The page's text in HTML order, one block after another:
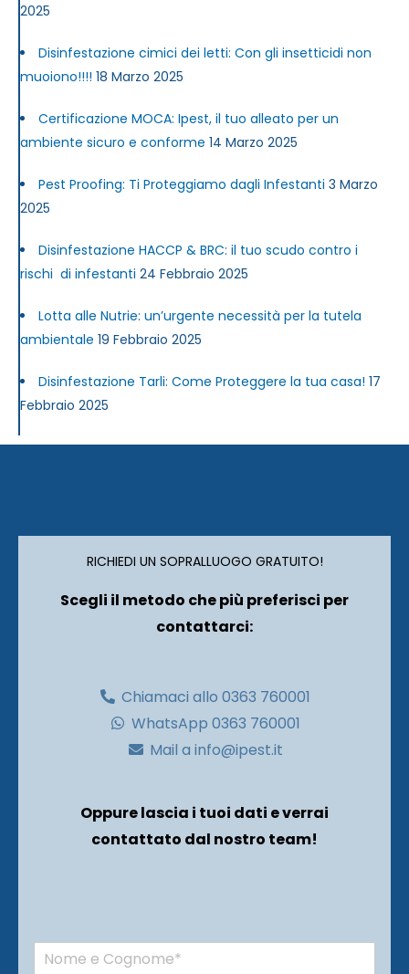
2025
Disinfestazione cimici dei letti: Con gli insetticidi non
muoiono!!!! 18 Marzo 2025
Certificazione MOCA: Ipest, il tuo alleato per un
ambiente sicuro e conforme 14 Marzo 2025
Pest Proofing: Ti Proteggiamo dagli Infestanti 3 Marzo
2025
Disinfestazione HACCP & BRC: il tuo scudo contro i
rischi di infestanti 24 Febbraio 2025
Lotta alle Nutrie: un’urgente necessità per la tutela
ambientale 19 Febbraio 2025
Disinfestazione Tarli: Come Proteggere la tua casa! 17
Febbraio 2025
RICHIEDI UN SOPRALLUOGO GRATUITO!
Scegli il metodo che più preferisci per
contattarci:
Chiamaci allo 0363 760001
WhatsApp 0363 760001
Mail a info@ipest.it
Oppure lascia i tuoi dati e verrai
contattato dal nostro team!
N